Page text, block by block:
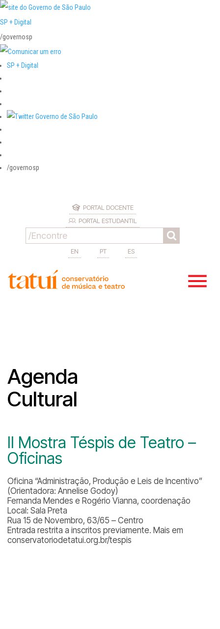
SP + Digital
/governosp
SP + Digital
/governosp
PORTAL DOCENTE
PORTAL ESTUDANTIL
EN PT ES
Agenda
Cultural
II Mostra Téspis de Teatro –
Oficinas
Oficina “Administração, Produção e Leis de Incentivo”
(Orientadora: Annelise Godoy)
Fernanda Mendes e Rogério Vianna, coordenação
Local: Sala Preta
Rua 15 de Novembro, 63/65 – Centro
Entrada restrita a inscritos previamente. Mais em
conservatoriodetatui.org.br/tespis